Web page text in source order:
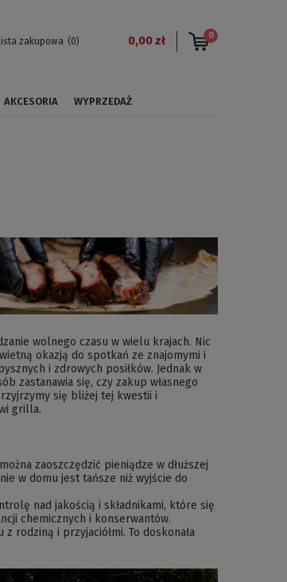
zakupowa (0) 0,00 zł 0
AKCESORIA WYPRZEDAŻ
wolnego czasu w wielu krajach. Nic
okazją do spotkań ze znajomymi i
i zdrowych posiłków. Jednak w
zastanawia się, czy zakup własnego
się bliżej tej kwestii i
grilla.
zaoszczędzić pieniądze w dłuższej
w domu jest tańsze niż wyjście do
nad jakością i składnikami, które się
chemicznych i konserwantów.
rodziną i przyjaciółmi. To doskonała